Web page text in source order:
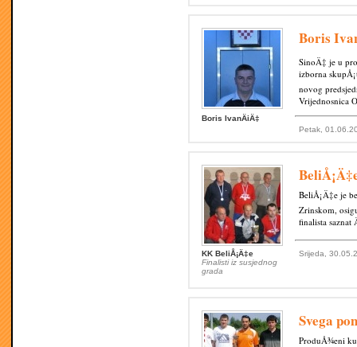
Boris IvanÄiÄ‡
Boris
SinoÄ‡ je u
izborna
novog
Vrijednosnica
Petak,
KK BeliÅ¡Ä‡e
Finalisti iz susjednog
grada
BeliÅ¡Ä‡e je
Zrinskom,
finalista saznat
Srijeda,
Svega
ProduÅ¾eni